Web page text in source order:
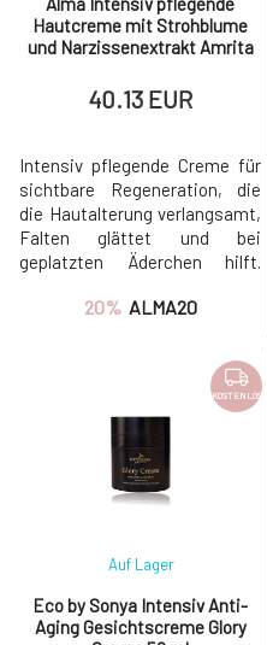
Grausamkeitsfrei(15)
CPK Bio(1)
Vegan (16)
Ohne Parabene(5)
Ohne Chemikalien (14)
PeTa GENEHMIGT(1)
Hautcreme mit Strohblume
und Narzissenextrakt Amrita
40.13 EUR
Intensiv pflegende Creme für
sichtbare Regeneration, die
die Hautalterung verlangsamt,
Falten glättet und bei
geplatzten Äderchen hilft.
spendet Feuchtigkeit. Wir
… Und wir haben
eine einzigartige „umgekehrte“
Emulsion geschaffen, bei der
das Wassermolekül von
Ölmolekülen umgeben ist.
20% ALMA20
KOSTENLOS
Eco by Sonya Intensiv Anti-
Aging Gesichtscreme Glory
Auf Lager